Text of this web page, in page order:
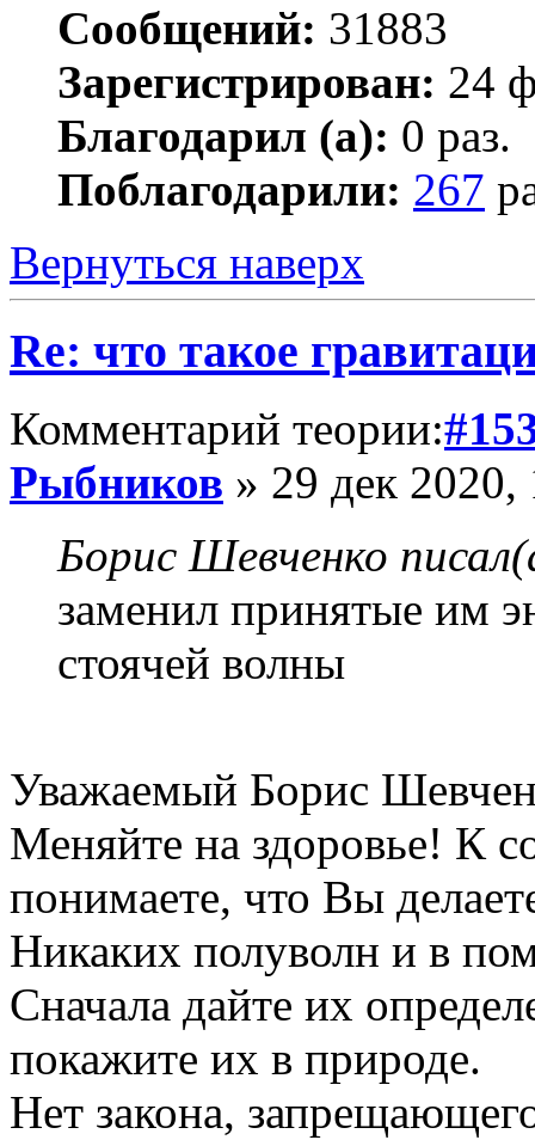
Сообщений: 31883
Зарегистрирован: 24
Благодарил (а): 0 раз.
Поблагодарили: 267
Вернуться наверх
Re: что такое
Комментарий теории:
Рыбников » 29 дек 2020,
Борис Шевченко
заменил принятые им
стоячей волны
Уважаемый Борис
Меняйте на здоровье! К
понимаете, что Вы
Никаких полуволн и в
Сначала дайте их
покажите их в природе.
Нет закона,